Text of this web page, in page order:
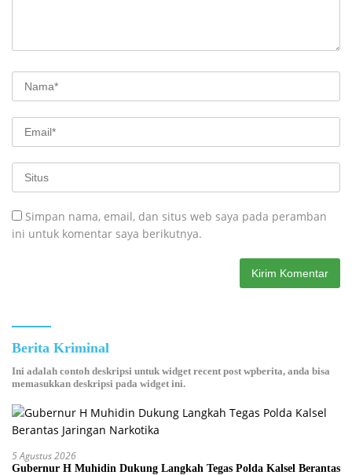
Simpan nama, email, dan situs web saya pada peramban
ini untuk komentar saya berikutnya.
Berita Kriminal
Ini adalah contoh deskripsi untuk widget recent post wpberita, anda bisa
memasukkan deskripsi pada widget ini.
5 Agustus 2026
Gubernur H Muhidin Dukung Langkah Tegas Polda Kalsel Berantas